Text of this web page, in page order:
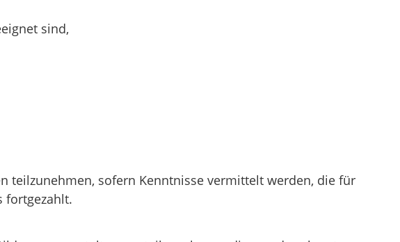
sind,
teilzunehmen, sofern Kenntnisse vermittelt werden, die für
fortgezahlt.